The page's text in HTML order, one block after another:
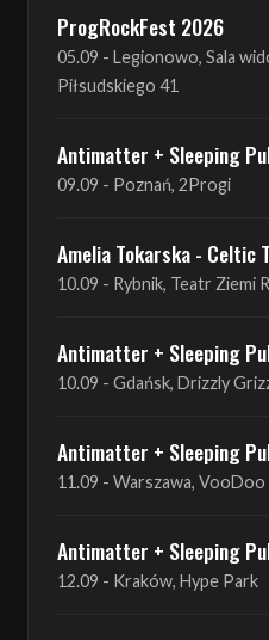
Antimatter + Sleeping
09.09 - Poznań, 2Progi
Amelia Tokarska - Celtic
10.09 - Rybnik, Teatr Ziemi
Antimatter + Sleeping
10.09 - Gdańsk, Drizzly
Antimatter + Sleeping
11.09 - Warszawa, VooDoo
Antimatter + Sleeping
12.09 - Kraków, Hype Park
Amelia Tokarska - Celtic
19.09 - Brześć Kujawski,